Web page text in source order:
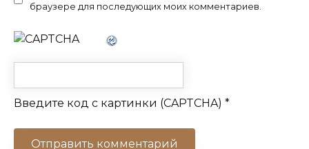
браузере для последующих моих комментариев.
Введите код с картинки (CAPTCHA) *